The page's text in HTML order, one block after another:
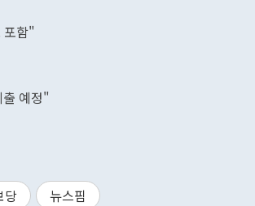
포함"
예정"
당 뉴스핌